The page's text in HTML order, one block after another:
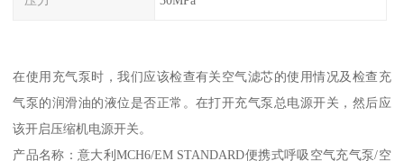
在使用充气泵时，我们应该检查有关空气滤芯的使用情况及检查充
气泵的润滑油的液位是否正常。在打开充气泵总电源开关，然后应
该开启压缩机电源开关。
产品名称：意大利MCH6/EM STANDARD便携式呼吸空气充气泵/空